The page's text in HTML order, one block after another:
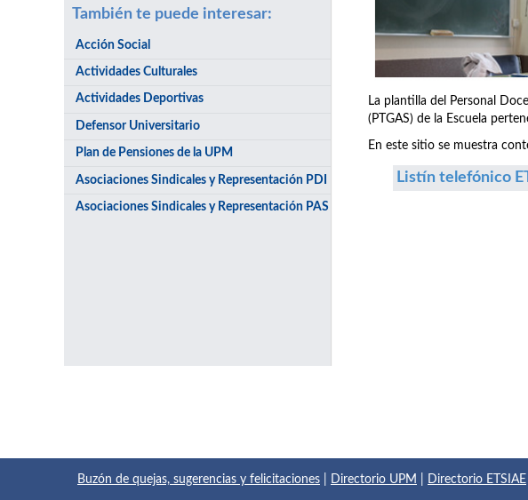
También te puede interesar:
Acción Social
Actividades Culturales
Actividades Deportivas
Defensor Universitario
Plan de Pensiones de la UPM
Asociaciones Sindicales y Representación PDI
Asociaciones Sindicales y Representación PAS
La plantilla del Personal
(PTGAS) de la Escuela
En este sitio se muestra
Listín telefónico
Buzón de quejas, sugerencias y felicitaciones Directorio UPM Directorio ETSIAE